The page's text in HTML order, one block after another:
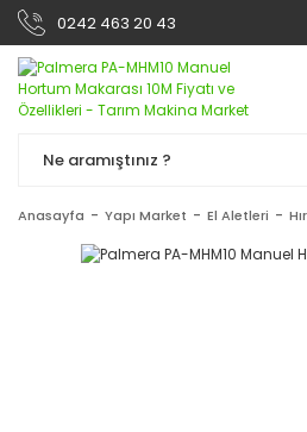
0242 463 20 43
Anasayfa Yapı Market El Aletleri